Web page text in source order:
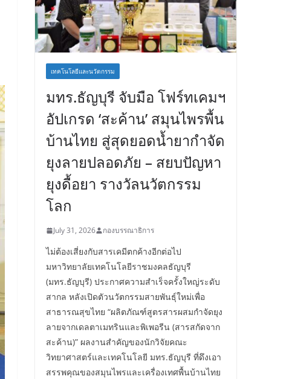
เทคโนโลยีและนวัตกรรม
มทร.ธัญบุรี จับมือ โฟร์ทเคมฯ
อัปเกรด ‘สะค้าน’ สมุนไพรพื้น
บ้านไทย สู่สุดยอดน้ำยากำจัด
ยุงลายปลอดภัย – สยบปัญหา
ยุงดื้อยา รางวัลนวัตกรรม
โลก
July 31, 2026 กองบรรณาธิการ
ไม่ต้องเสี่ยงกับสารเคมีตกค้างอีกต่อไป
มหาวิทยาลัยเทคโนโลยีราชมงคลธัญบุรี
(มทร.ธัญบุรี) ประกาศความสำเร็จครั้งใหญ่ระดับ
สากล หลังเปิดตัวนวัตกรรมสายพันธุ์ใหม่เพื่อ
สาธารณสุขไทย “ผลิตภัณฑ์สูตรสารผสมกำจัดยุง
ลายจากเดลตาเมทรินและพิเพอรีน (สารสกัดจาก
สะค้าน)” ผลงานสำคัญของนักวิจัยคณะ
วิทยาศาสตร์และเทคโนโลยี มทร.ธัญบุรี ที่ดึงเอา
สรรพคุณของสมุนไพรและเครื่องเทศพื้นบ้านไทย